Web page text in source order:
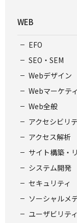
WEB
EFO
SEO・SEM
Webデザイン
Webマーケテ
Web全般
アクセシビリ
アクセス解析
サイト構築・
システム開発
セキュリティ
ソーシャルメ
ユーザビリテ